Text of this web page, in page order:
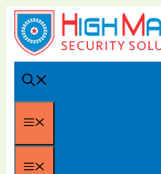
Chuyển
đến
nội
dung
Menu
Menu